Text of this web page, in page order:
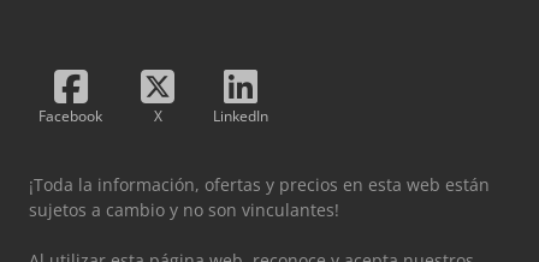
Facebook X LinkedIn
¡Toda la información, ofertas y precios en esta web están
sujetos a cambio y no son vinculantes!